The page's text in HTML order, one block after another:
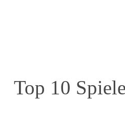
Top 10